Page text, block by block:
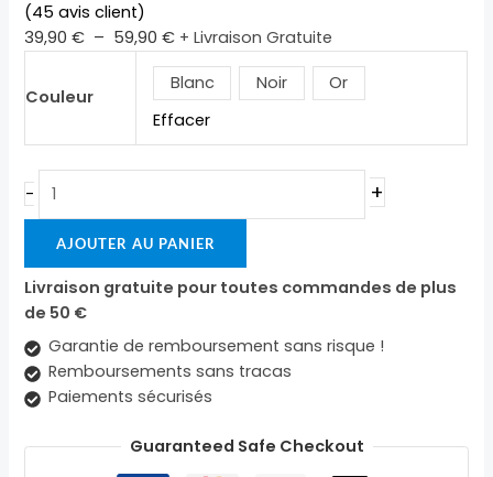
(45 avis client)
39,90€ – 59,90€ + Livraison Gratuite
Couleur
Blanc Noir
Or
Effacer
- +
AJOUTER AU PANIER
Livraison gratuite pour toutes commandes de plus
de 50 €
Garantie de remboursement sans risque !
Remboursements sans tracas
Paiements sécurisés
Guaranteed Safe Checkout